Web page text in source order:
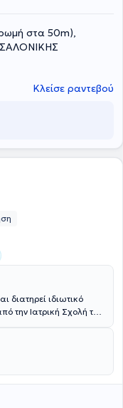
λιπιδίων και άλλα.
στα 50m),
Κλείσε ραντεβού
διατηρεί ιδιωτικό
την Ιατρική Σχολή του
και στο Γενικό
Επιπλέον, έπειτα
στον Ιατρικό
of Acupuncture and
υπηρεσίες του ως